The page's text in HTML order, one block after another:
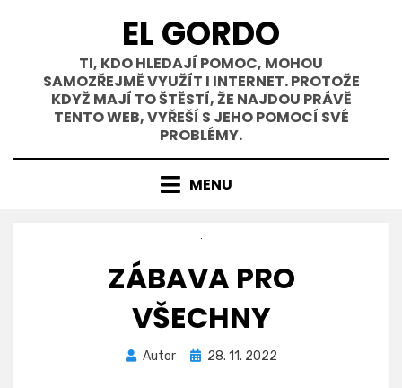
EL GORDO
TI, KDO HLEDAJÍ POMOC, MOHOU
SAMOZŘEJMĚ VYUŽÍT I INTERNET. PROTOŽE
KDYŽ MAJÍ TO ŠTĚSTÍ, ŽE NAJDOU PRÁVĚ
TENTO WEB, VYŘEŠÍ S JEHO POMOCÍ SVÉ
PROBLÉMY.
MENU
ZÁBAVA PRO
VŠECHNY
Autor
Zveřejněno
28. 11. 2022